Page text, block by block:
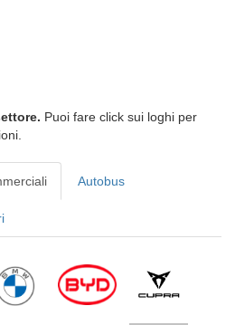
Puoi fare click sui loghi per
Autobus